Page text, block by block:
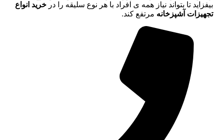
بیفزاید تا بتواند نیاز همه ی افراد با هر نوع سلیقه را در خرید انواع
تجهیزات آشپزخانه مرتفع کند.